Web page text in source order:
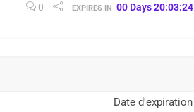
0 EXPIRES IN 00 Days 20:03:23
Date d'expiration